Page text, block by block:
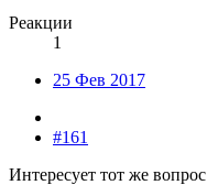
Реакции
1
25 Фев 2017
#161
Интересует тот же вопрос